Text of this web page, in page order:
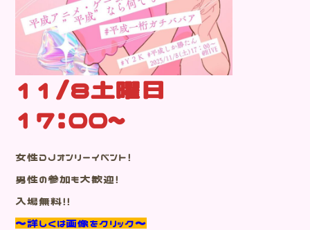
11/8土曜日
17:00~
女性DJオンリーイベント！
男性の参加も大歓迎！
入場無料！！
～詳しくは画像をクリック～